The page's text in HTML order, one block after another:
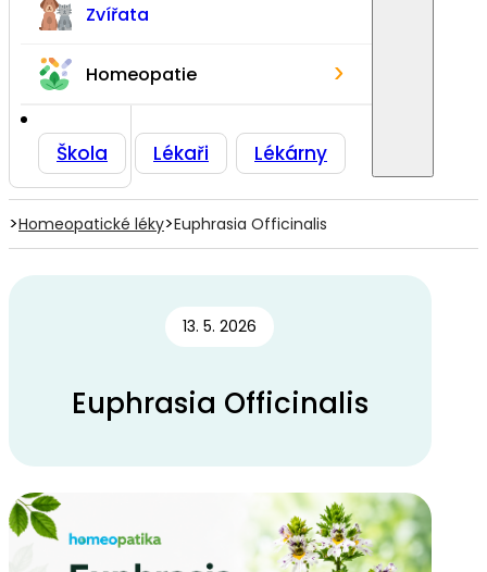
Zvířata
Homeopatie ›
Škola Lékaři Lékárny
>Homeopatické léky>Euphrasia Officinalis
13. 5. 2026
Euphrasia Officinalis